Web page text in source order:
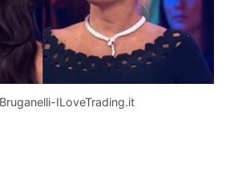
ILoveTrading.it